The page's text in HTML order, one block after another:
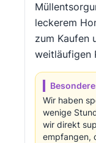
leckerem
zum Kaufen
weitläufigen
Wir haben
wenige
wir direkt
empfangen,